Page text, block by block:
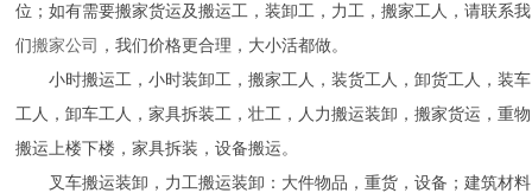
位；如有需要搬家货运及搬运工，装卸工，力工，搬家工人，请联系我
们搬家公司 ，我们价格更合理，大小活都做。
小时搬运工，小时装卸工，搬家工人，装货工人，卸货工人，装车
工人，卸车工人，家具拆装工，壮工，人力搬运装卸，搬家货运，重物
搬运上楼下楼，家具拆装，设备搬运。
叉车搬运装卸，力工搬运装卸：大件物品，重货，设备；建筑材料